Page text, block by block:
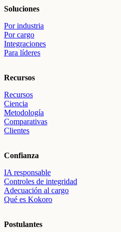
Soluciones
Por industria
Por cargo
Integraciones
Para líderes
Recursos
Recursos
Ciencia
Metodología
Comparativas
Clientes
Confianza
IA responsable
Controles de integridad
Adecuación al cargo
Qué es Kokoro
Postulantes